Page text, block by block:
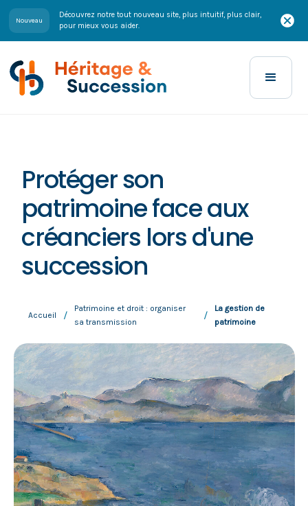
Nouveau
Découvrez notre tout nouveau site, plus intuitif, plus clair,
pour mieux vous aider.
Protéger son
patrimoine face aux
créanciers lors d'une
succession
Accueil /
Patrimoine et droit : organiser
sa transmission
/
La gestion de
patrimoine